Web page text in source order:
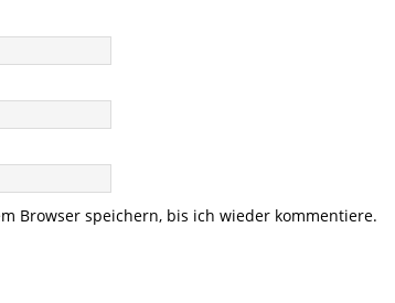
Browser speichern, bis ich wieder kommentiere.